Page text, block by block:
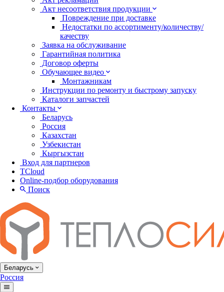
Акт несоответствия продукции
Повреждение при доставке
Недостатки по ассортименту/количеству/
качеству
Заявка на обслуживание
Гарантийная политика
Договор оферты
Обучающее видео
Монтажникам
Инструкции по ремонту и быстрому запуску
Каталоги запчастей
Контакты
Беларусь
Россия
Казахстан
Узбекистан
Кыргызстан
Вход для партнеров
TCloud
Online-подбор оборудования
Поиск
Беларусь
Россия